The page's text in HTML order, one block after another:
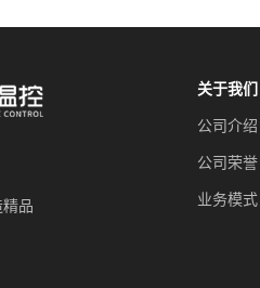
品
关于我们
公司介绍
公司荣誉
业务模式